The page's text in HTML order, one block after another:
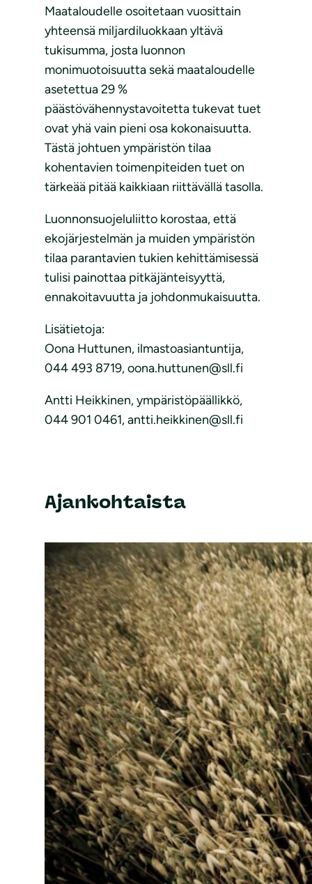
Maataloudelle osoitetaan vuosittain
yhteensä miljardiluokkaan yltävä
tukisumma, josta luonnon
monimuotoisuutta sekä maataloudelle
asetettua 29 %
päästövähennystavoitetta tukevat tuet
ovat yhä vain pieni osa kokonaisuutta.
Tästä johtuen ympäristön tilaa
kohentavien toimenpiteiden tuet on
tärkeää pitää kaikkiaan riittävällä tasolla.
Luonnonsuojeluliitto korostaa, että
ekojärjestelmän ja muiden ympäristön
tilaa parantavien tukien kehittämisessä
tulisi painottaa pitkäjänteisyyttä,
ennakoitavuutta ja johdonmukaisuutta.
Lisätietoja:
Oona Huttunen, ilmastoasiantuntija,
044 493 8719, oona.huttunen@sll.fi
Antti Heikkinen, ympäristöpäällikkö,
044 901 0461, antti.heikkinen@sll.fi
Ajankohtaista